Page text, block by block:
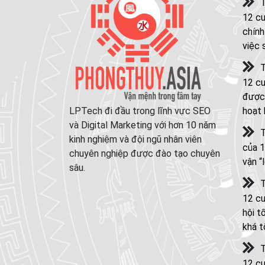
LPTech đi đầu trong lĩnh vực SEO
và Digital Marketing với hơn 10 năm
kinh nghiệm và đội ngũ nhân viên
chuyên nghiệp được đào tạo chuyên
sâu.
12
việc
12
được
hoạt
của
vận
12
hội
khá